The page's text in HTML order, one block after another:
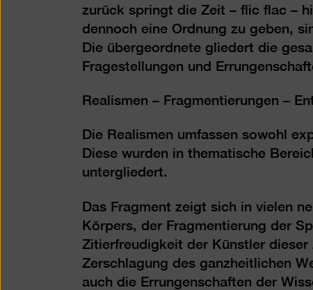
zurück springt die Zeit – flic flac –
dennoch eine Ordnung zu geben,
Die übergeordnete gliedert die
Fragestellungen und
Realismen – Fragmentierungen –
Die Realismen umfassen sowohl
Diese wurden in thematische
untergliedert.
Das Fragment zeigt sich in vielen
Körpers, der Fragmentierung der
Zitierfreudigkeit der Künstler
Zerschlagung des ganzheitlichen
auch die Errungenschaften der